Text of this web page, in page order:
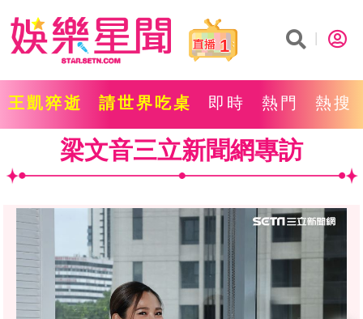
1
王凱猝逝 請世界吃桌 即時 熱門 熱搜
梁文音三立新聞網專訪